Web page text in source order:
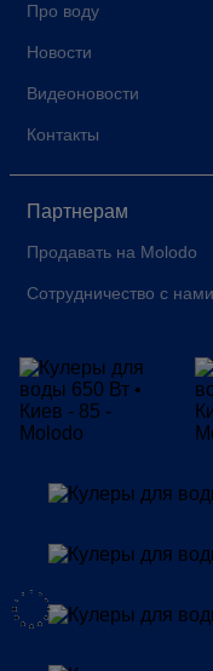
Про воду
Новости
Видеоновости
Контакты
Партнерам
Продавать на Molodo
Сотрудничество с нами